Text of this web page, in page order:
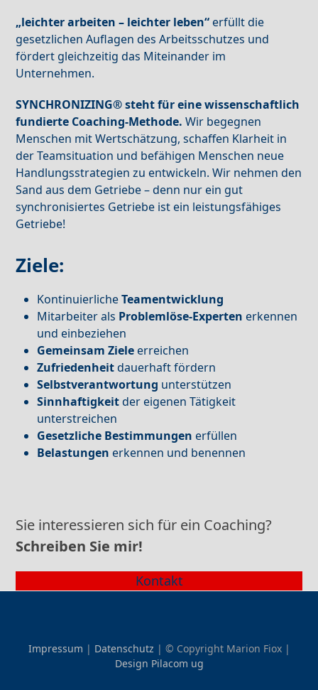
„leichter arbeiten – leichter leben“ erfüllt die
gesetzlichen Auflagen des Arbeitsschutzes und
fördert gleichzeitig das Miteinander im
Unternehmen.
SYNCHRONIZING® steht für eine wissenschaftlich
fundierte Coaching-Methode. Wir begegnen
Menschen mit Wertschätzung, schaffen Klarheit in
der Teamsituation und befähigen Menschen neue
Handlungsstrategien zu entwickeln. Wir nehmen den
Sand aus dem Getriebe – denn nur ein gut
synchronisiertes Getriebe ist ein leistungsfähiges
Getriebe!
Ziele:
KontinuierlicheTeamentwicklung
Mitarbeiter als Problemlöse-Experten erkennen
und einbeziehen
Gemeinsam Ziele erreichen
Zufriedenheitdauerhaft fördern
Selbstverantwortung unterstützen
Sinnhaftigkeitder eigenen Tätigkeit
unterstreichen
Gesetzliche Bestimmungen erfüllen
Belastungen erkennen und benennen
Sie interessieren sich für ein Coaching?
Schreiben Sie mir!
Kontakt
Impressum | Datenschutz | © Copyright Marion Fiox |
Design Pilacom ug